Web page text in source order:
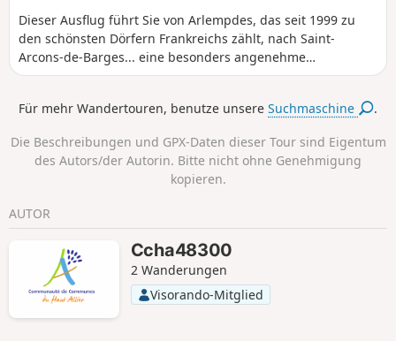
Dieser Ausflug führt Sie von Arlempdes, das seit 1999 zu
den schönsten Dörfern Frankreichs zählt, nach Saint-
Arcons-de-Barges... eine besonders angenehme
Wanderung.
Für mehr Wandertouren, benutze unsereSuchmaschine .
Die Beschreibungen und GPX-Daten dieser Tour sind Eigentum
des Autors/der Autorin. Bitte nicht ohne Genehmigung
kopieren.
AUTOR
Ccha48300
2 Wanderungen
Visorando-Mitglied